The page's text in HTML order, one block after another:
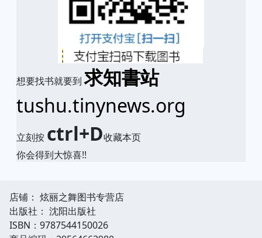
想要找书就要到求知書站
tushu.tinynews.org
立刻按 ctrl+D收藏本页
你会得到大惊喜!!
店铺： 炫丽之舞图书专营店
出版社： 沈阳出版社
ISBN：9787544150026